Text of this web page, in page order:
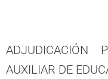
ADJUDICACIÓN
AUXILIAR DE